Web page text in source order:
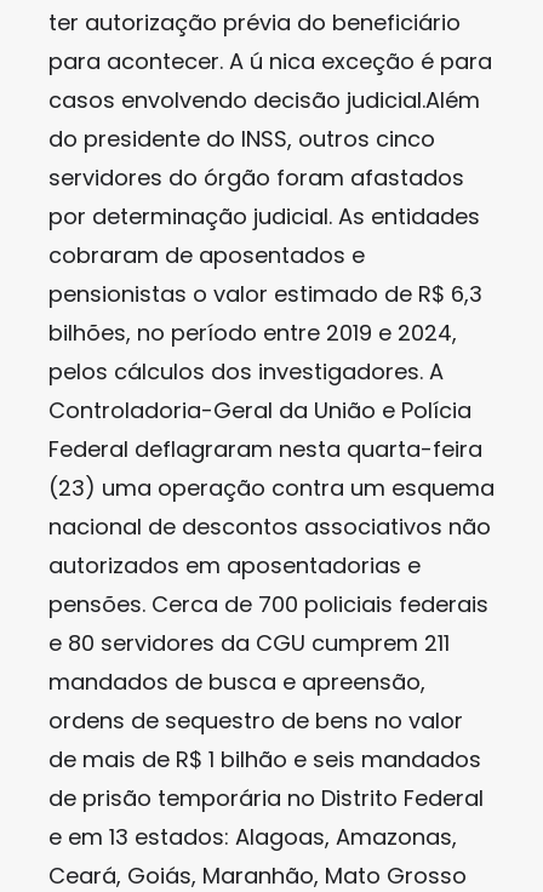
ter autorização prévia do beneficiário
para acontecer. A ú nica exceção é para
casos envolvendo decisão judicial.Além
do presidente do INSS, outros cinco
servidores do órgão foram afastados
por determinação judicial. As entidades
cobraram de aposentados e
pensionistas o valor estimado de R$ 6,3
bilhões, no período entre 2019 e 2024,
pelos cálculos dos investigadores. A
Controladoria-Geral da União e Polícia
Federal deflagraram nesta quarta-feira
(23) uma operação contra um esquema
nacional de descontos associativos não
autorizados em aposentadorias e
pensões. Cerca de 700 policiais federais
e 80 servidores da CGU cumprem 211
mandados de busca e apreensão,
ordens de sequestro de bens no valor
de mais de R$ 1 bilhão e seis mandados
de prisão temporária no Distrito Federal
e em 13 estados: Alagoas, Amazonas,
Ceará, Goiás, Maranhão, Mato Grosso